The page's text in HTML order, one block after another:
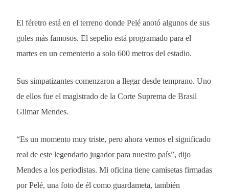
El féretro está en el terreno donde Pelé anotó algunos de sus
goles más famosos. El sepelio está programado para el
martes en un cementerio a solo 600 metros del estadio.
Sus simpatizantes comenzaron a llegar desde temprano. Uno
de ellos fue el magistrado de la Corte Suprema de Brasil
Gilmar Mendes.
“Es un momento muy triste, pero ahora vemos el significado
real de este legendario jugador para nuestro país”, dijo
Mendes a los periodistas. Mi oficina tiene camisetas firmadas
por Pelé, una foto de él como guardameta, también